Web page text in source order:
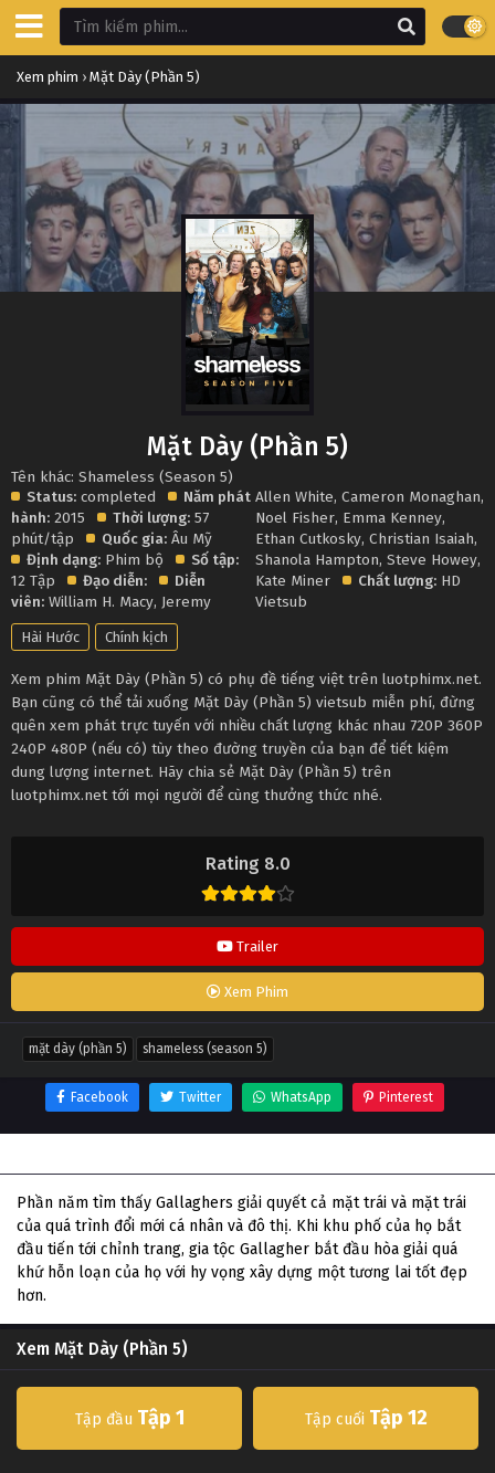
Xem phim › Mặt Dày (Phần 5)
Rating 8.0
Trailer
Xem Phim
Mặt Dày (Phần 5)
Tên khác: Shameless (Season 5)
Status: completed
Năm phát
hành: 2015 Thời lượng: 57
phút/tập
Quốc gia: Âu Mỹ
Định dạng: Phim bộ
Số tập:
12 Tập
Đạo diễn:
Diễn
viên: William H. Macy, Jeremy
Allen White,Cameron Monaghan,
Noel Fisher, Emma Kenney,
Ethan Cutkosky,Christian Isaiah,
Shanola Hampton,Steve Howey,
Kate Miner
Chất lượng:
Vietsub
Hài Hước Chính kịch
Xem phim Mặt Dày (Phần 5) có phụ đề tiếng việt trên luotphimx.net.
Bạn cũng có thể tải xuống Mặt Dày (Phần 5) vietsub miễn phí, đừng
quên xem phát trực tuyến với nhiều chất lượng khác nhau 720P 360P
240P 480P (nếu có) tùy theo đường truyền của bạn để tiết kiệm
dung lượng internet. Hãy chia sẻ Mặt Dày (Phần 5) trên
luotphimx.net tới mọi người để cùng thưởng thức nhé.
mặt dày (phần 5) shameless (season 5)
Facebook Twitter WhatsApp Pinterest
Phần năm tìm thấy Gallaghers giải quyết cả mặt trái và mặt trái
của quá trình đổi mới cá nhân và đô thị. Khi khu phố của họ bắt
đầu tiến tới chỉnh trang, gia tộc Gallagher bắt đầu hòa giải quá
khứ hỗn loạn của họ với hy vọng xây dựng một tương lai tốt đẹp
hơn.
Xem Mặt Dày (Phần 5)
Tập đầu Tập 1 Tập cuối Tập 12